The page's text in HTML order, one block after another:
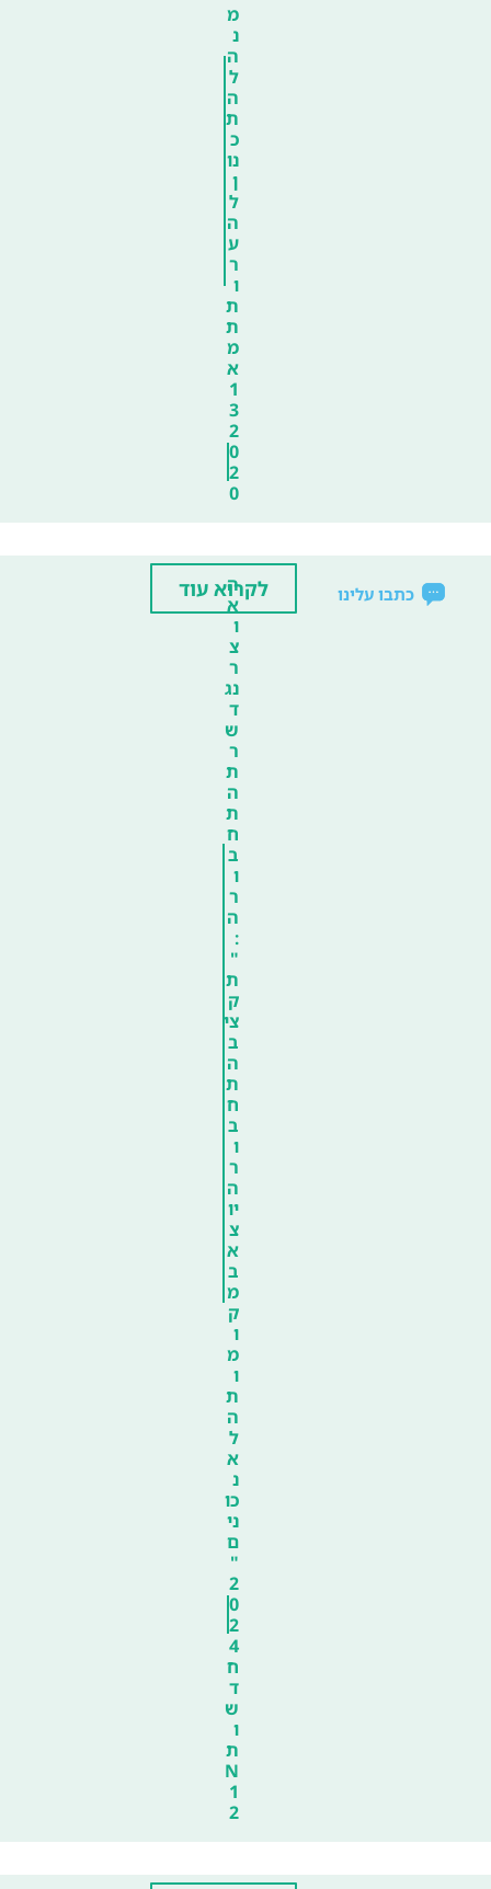
מ
נ
ה
ל
ה
ת
כ
נו
ן
ל
ה
ע
ר
ו
ת
ת
מ
א
1
3
2
0
2
0
כתבו עלינו
ה
א
ו
צ
ר
נג
ד
ש
ר
ת
ה
ת
ח
ב
ו
ר
ה
:
"
ת
ק
צי
ב
ה
ת
ח
ב
ו
ר
ה
יו
צ
א
ב
מ
ק
ו
מ
ו
ת
ה
ל
א
נ
כו
ני
ם
"
2
0
2
4
ח
ד
ש
ו
ת
N
1
2
לקרוא עוד